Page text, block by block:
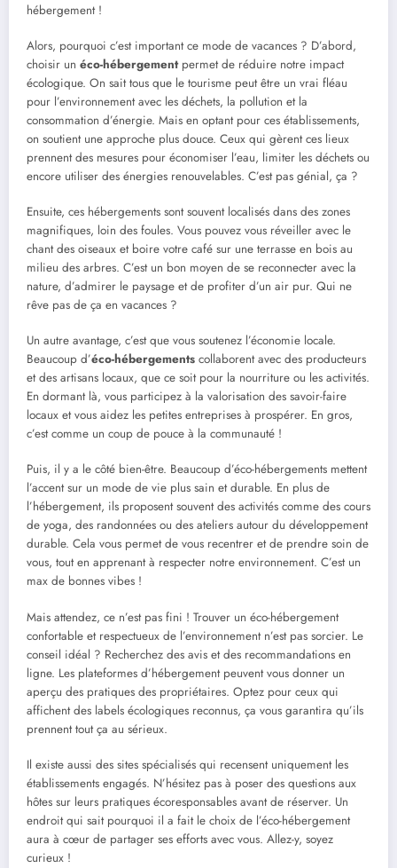
hébergement !
Alors, pourquoi c’est important ce mode de vacances ? D’abord,
choisir un éco-hébergementpermet de réduire notre impact
écologique. On sait tous que le tourisme peut être un vrai fléau
pour l’environnement avec les déchets, la pollution et la
consommation d’énergie. Mais en optant pour ces établissements,
on soutient une approche plus douce. Ceux qui gèrent ces lieux
prennent des mesures pour économiser l’eau, limiter les déchets ou
encore utiliser des énergies renouvelables. C’est pas génial, ça ?
Ensuite, ces hébergements sont souvent localisés dans des zones
magnifiques, loin des foules. Vous pouvez vous réveiller avec le
chant des oiseaux et boire votre café sur une terrasse en bois au
milieu des arbres. C’est un bon moyen de se reconnecter avec la
nature, d’admirer le paysage et de profiter d’un air pur. Qui ne
rêve pas de ça en vacances ?
Un autre avantage, c’est que vous soutenez l’économie locale.
Beaucoup d’éco-hébergements collaborent avec des producteurs
et des artisans locaux, que ce soit pour la nourriture ou les activités.
En dormant là, vous participez à la valorisation des savoir-faire
locaux et vous aidez les petites entreprises à prospérer. En gros,
c’est comme un coup de pouce à la communauté !
Puis, il y a le côté bien-être. Beaucoup d’éco-hébergements mettent
l’accent sur un mode de vie plus sain et durable. En plus de
l’hébergement, ils proposent souvent des activités comme des cours
de yoga, des randonnées ou des ateliers autour du développement
durable. Cela vous permet de vous recentrer et de prendre soin de
vous, tout en apprenant à respecter notre environnement. C’est un
max de bonnes vibes !
Mais attendez, ce n’est pas fini ! Trouver un éco-hébergement
confortable et respectueux de l’environnement n’est pas sorcier. Le
conseil idéal ? Recherchez des avis et des recommandations en
ligne. Les plateformes d’hébergement peuvent vous donner un
aperçu des pratiques des propriétaires. Optez pour ceux qui
affichent des labels écologiques reconnus, ça vous garantira qu’ils
prennent tout ça au sérieux.
Il existe aussi des sites spécialisés qui recensent uniquement les
établissements engagés. N’hésitez pas à poser des questions aux
hôtes sur leurs pratiques écoresponsables avant de réserver. Un
endroit qui sait pourquoi il a fait le choix de l’éco-hébergement
aura à cœur de partager ses efforts avec vous. Allez-y, soyez
curieux !